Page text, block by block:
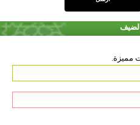
مميزة.